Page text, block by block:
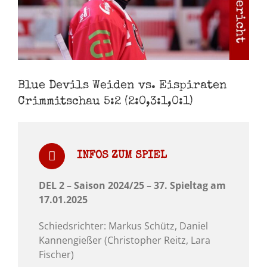
Blue Devils Weiden vs. Eispiraten
Crimmitschau 5:2 (2:0,3:1,0:1)
INFOS ZUM SPIEL
DEL 2 – Saison 2024/25 – 37. Spieltag am
17.01.2025
Schiedsrichter: Markus Schütz, Daniel
Kannengießer (Christopher Reitz, Lara
Fischer)